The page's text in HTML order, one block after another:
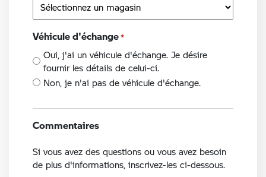
Véhicule d'échange*
Oui, j'ai un véhicule d'échange. Je désire
fournir les détails de celui-ci.
Non, je n'ai pas de véhicule d'échange.
Commentaires
Si vous avez des questions ou vous avez besoin
de plus d'informations, inscrivez-les ci-dessous.